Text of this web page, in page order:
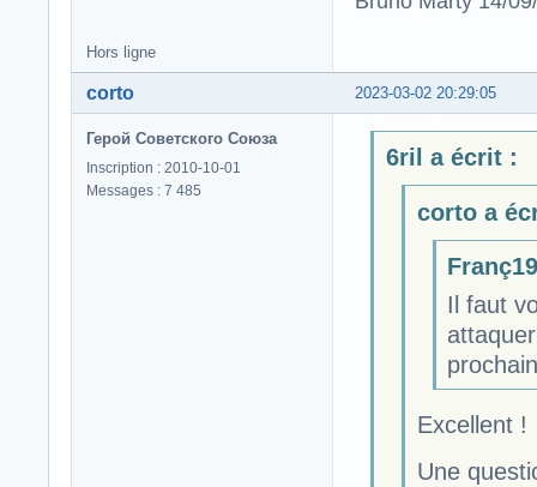
Hors ligne
2023-03-02 20:29:05
corto
Герой Советского Союза
Inscription : 2010-10-01
Messages : 7 485
6ril a écrit :
corto a
Il faut
Excellent !
Une